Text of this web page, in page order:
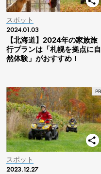
スポット
2024.01.03
【北海道】2024年の家族旅
行プランは「札幌を拠点に自
然体験」がおすすめ！
スポット
2023.12.27